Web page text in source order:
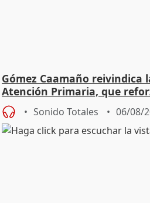
Gómez Caamaño reivindica
Atención Primaria, que
Sonido Totales 06/08/